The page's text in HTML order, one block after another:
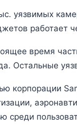
уязвимых
время
Остальные
корпорации
среди